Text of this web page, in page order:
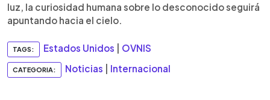
luz, la curiosidad humana sobre lo desconocido seguirá
apuntando hacia el cielo.
TAGS: Estados Unidos OVNIS
CATEGORIA: Noticias Internacional